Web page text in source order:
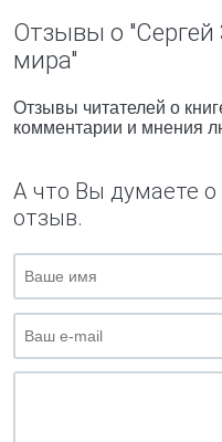
Отзывы о "Сергей
мира"
Отзывы читателей о
комментарии и мнения
А что Вы думаете о
отзыв.